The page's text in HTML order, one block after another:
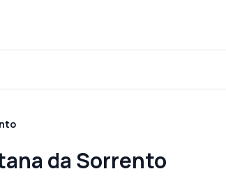
da Sorrento